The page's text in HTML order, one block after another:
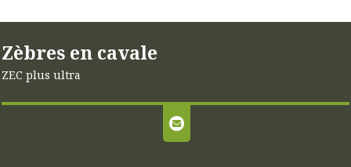
Zèbres en cavale
ZEC plus ultra